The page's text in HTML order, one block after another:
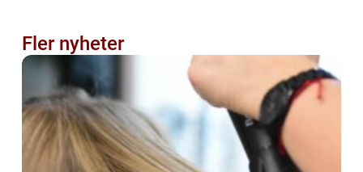
Fler nyheter